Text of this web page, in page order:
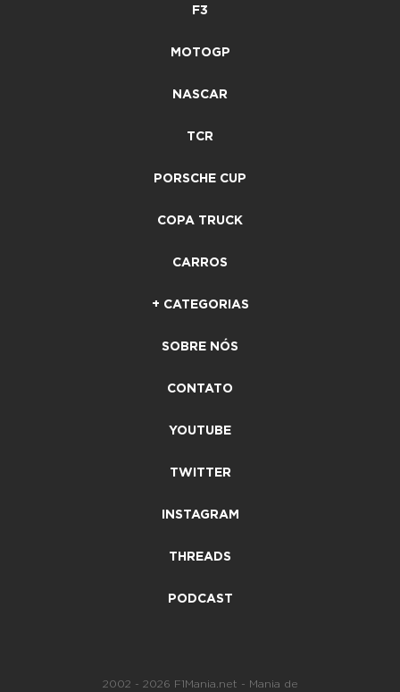
F3
MOTOGP
NASCAR
TCR
PORSCHE CUP
COPA TRUCK
CARROS
+ CATEGORIAS
SOBRE NÓS
CONTATO
YOUTUBE
TWITTER
INSTAGRAM
THREADS
PODCAST
2002 - 2026 F1Mania.net - Mania de